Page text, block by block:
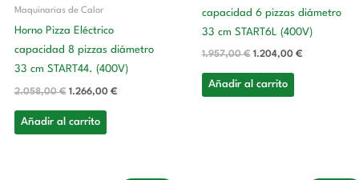
Maquinarias de Calor
Horno Pizza Eléctrico
capacidad 8 pizzas diámetro
33 cm START44. (400V)
2.058,00€ 1.266,00 €
Añadir al carrito
capacidad 6 pizzas diámetro
33 cm START6L (400V)
1.957,00€ 1.204,00 €
Añadir al carrito